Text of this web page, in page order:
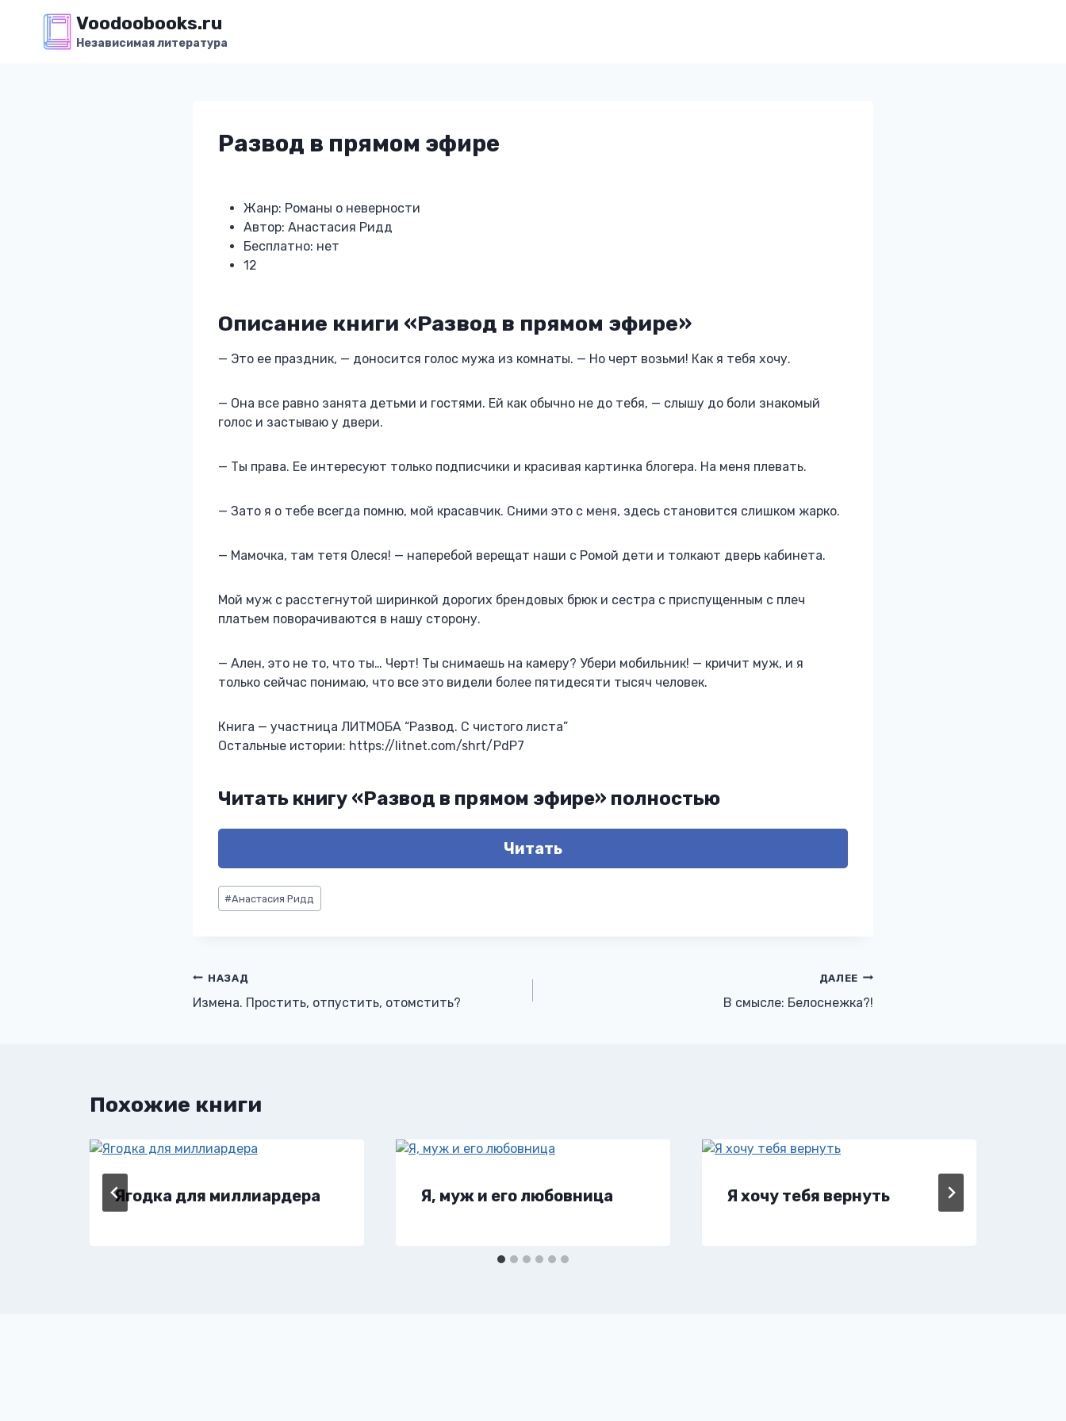
содержимому
Voodoobooks.ru
Независимая литература
Развод в прямом эфире
Жанр: Романы о неверности
Автор: Анастасия Ридд
Бесплатно: нет
12
Описание книги «Развод в прямом эфире»
— Это ее праздник, — доносится голос мужа из комнаты. — Но черт возьми! Как я тебя хочу.
— Она все равно занята детьми и гостями. Ей как обычно не до тебя, — слышу до боли знакомый
голос и застываю у двери.
— Ты права. Ее интересуют только подписчики и красивая картинка блогера. На меня плевать.
— Зато я о тебе всегда помню, мой красавчик. Сними это с меня, здесь становится слишком жарко.
— Мамочка, там тетя Олеся! — наперебой верещат наши с Ромой дети и толкают дверь кабинета.
Мой муж с расстегнутой ширинкой дорогих брендовых брюк и сестра с приспущенным с плеч
платьем поворачиваются в нашу сторону.
— Ален, это не то, что ты… Черт! Ты снимаешь на камеру? Убери мобильник! — кричит муж, и я
только сейчас понимаю, что все это видели более пятидесяти тысяч человек.
Книга — участница ЛИТМОБА “Развод. С чистого листа”
Остальные истории: https://litnet.com/shrt/PdP7
Читать книгу «Развод в прямом эфире» полностью
Читать
Метки
записи:
#Анастасия Ридд
Навигация
по
НАЗАД
Измена. Простить, отпустить, отомстить?
ДАЛЕЕ
В смысле: Белоснежка?!
Похожие книги
Ягодка для миллиардера Я, муж и его любовница Я хочу тебя вернуть